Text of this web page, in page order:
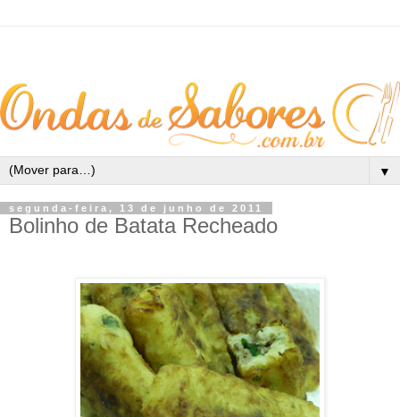
▼
segunda-feira, 13 de junho de 2011
Bolinho de Batata Recheado